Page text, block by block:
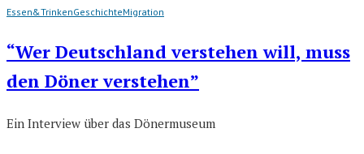
Essen&TrinkenGeschichteMigration
“Wer Deutschland verstehen will, muss
den Döner verstehen”
Ein Interview über das Dönermuseum